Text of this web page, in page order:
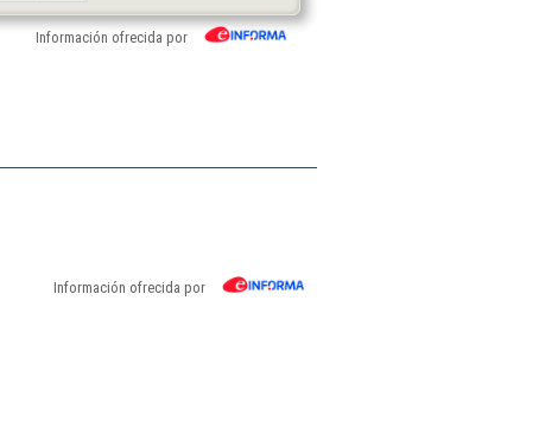
Información ofrecida por
Información ofrecida por